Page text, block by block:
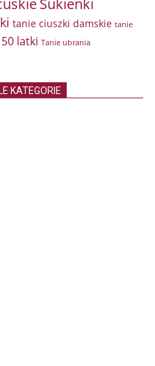
Sukienki
tanie ciuszki damskie tanie
latki Tanie ubrania
KATEGORIE